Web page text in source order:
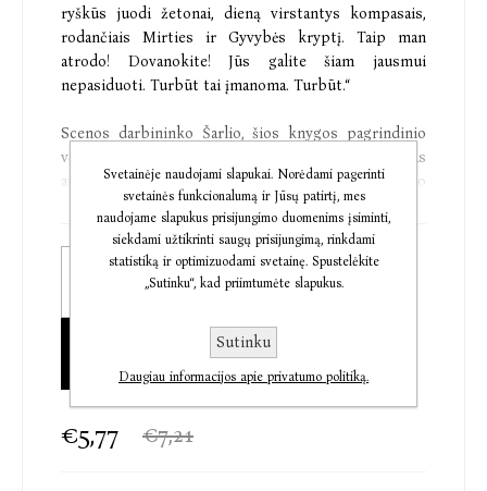
ryškūs juodi žetonai, dieną virstantys kompasais,
rodančiais Mirties ir Gyvybės kryptį. Taip man
atrodo! Dovanokite! Jūs galite šiam jausmui
nepasiduoti. Turbūt tai įmanoma. Turbūt.“
Scenos darbininko Šarlio, šios knygos pagrindinio
veikėjo ir pasakotojo, žodžiais tariant, tai romanas
apie pirmąjį tikrą teatrą, nes jame vaidinama iki galo
– iki mirties. Tokie teatrai esą kuriasi juodžiausiais
negandų metais, kad atpirktų žmonijos nuodėmes. Į
romano sceną žengę aktoriai atkartoja istoriškai
realiai Viduramžių spektakliuose vaizduotą Paryžiaus
degina, plaka, atiduoda suėsti laukiniam žvėriui. Šį
pasakojimą galima skaityti kaip nužudytos dukters
gedinčio tėvo elegiją, kaip nuorodų į Bibliją,
perspėjimą apie Europos kultūros pabaigą arba kaip
Popierinė knyga
€5,77 €7,21
Svetainėje naudojami slapukai. Norėdami pagerinti
svetainės funkcionalumą ir Jūsų patirtį, mes
naudojame slapukus prisijungimo duomenims įsiminti,
siekdami užtikrinti saugų prisijungimą, rinkdami
statistiką ir optimizuodami svetainę. Spustelėkite
„Sutinku“, kad priimtumėte slapukus.
Sutinku
Daugiau informacijos apie privatumo politiką.